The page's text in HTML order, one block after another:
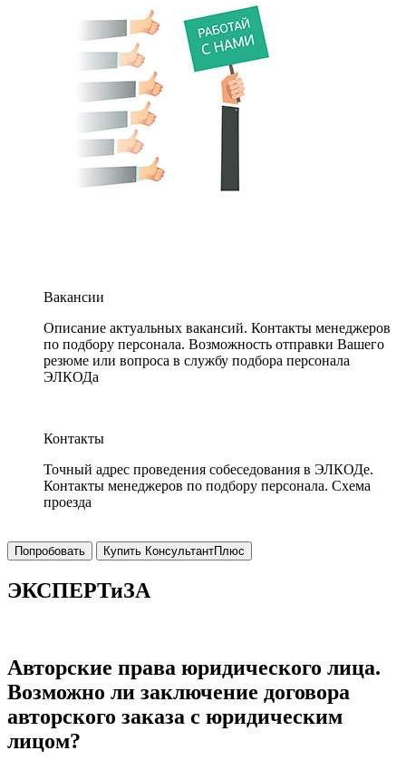
Вакансии
Описание актуальных вакансий. Контакты менеджеров
по подбору персонала. Возможность отправки Вашего
резюме или вопроса в службу подбора персонала
ЭЛКОДа
Контакты
Точный адрес проведения собеседования в ЭЛКОДе.
Контакты менеджеров по подбору персонала. Схема
проезда
Попробовать Купить КонсультантПлюс
ЭКСПЕРТиЗА
Авторские права юридического лица.
Возможно ли заключение договора
авторского заказа с юридическим
лицом?